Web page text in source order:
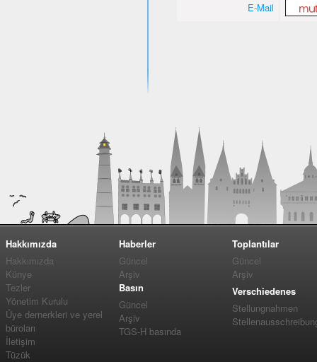
E-Mail
Hakkımızda
Hakkımızda
Künye
Tezler
Yönetim Kurulu
Üye dernerkleri ve yerel
büroları
İletişim
Tüzük
Haberler
Güncel
Arşiv
Basın
Güncel
Arşiv
TGS-H basında
Toplantılar
Güncel
Arşiv
Verschiedenes
Stellungnahmen